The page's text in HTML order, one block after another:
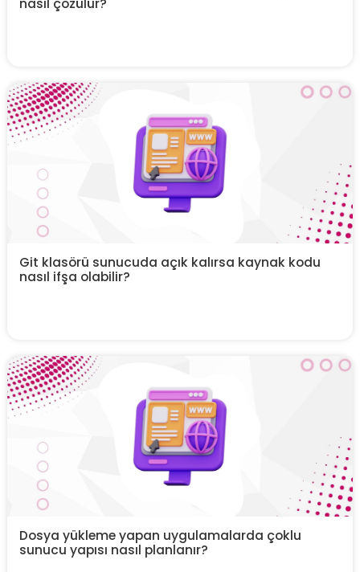
nasıl çözülür?
Git klasörü sunucuda açık kalırsa kaynak kodu
nasıl ifşa olabilir?
Dosya yükleme yapan uygulamalarda çoklu
sunucu yapısı nasıl planlanır?